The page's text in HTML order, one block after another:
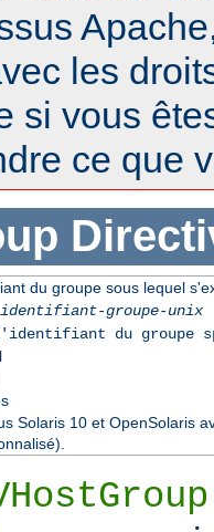
les
si vous
ce que
du groupe sous lequel
identifiant-groupe-unix
du groupe
Solaris 10 et OpenSolaris